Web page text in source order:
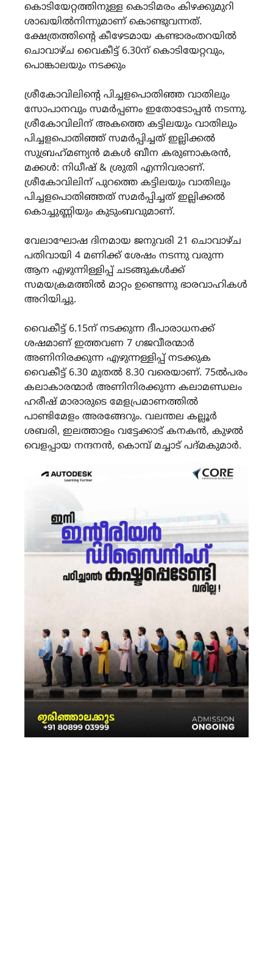
കൊടിയേറ്റത്തിനുള്ള കൊടിമരം കിഴക്കുമുറി
ശാഖയിൽനിന്നുമാണ് കൊണ്ടുവന്നത്.
ക്ഷേത്രത്തിന്റെ കീഴേടമായ കണ്ടാരംതറയിൽ
ചൊവാഴ്ച വൈകീട്ട് 6.30ന് കൊടിയേറ്റവും,
പൊങ്കാലയും നടക്കും
ശ്രീകോവിലിന്റെ പിച്ചളപൊതിഞ്ഞ വാതിലും
സോപാനവും സമർപ്പണം ഇതോടോപ്പൻ നടന്നു.
ശ്രീകോവിലിന് അകത്തെ കട്ടിലയും വാതിലും
പിച്ചളപൊതിഞ്ഞ് സമർപ്പിച്ചത് ഇല്ലിക്കൽ
സുബ്രഹ്‌മണ്യൻ മകൾ ബീന കരുണാകരൻ,
മക്കൾ: നിധീഷ് & ശ്രുതി എന്നിവരാണ്.
ശ്രീകോവിലിന് പുറത്തെ കട്ടിലയും വാതിലും
പിച്ചളപൊതിഞ്ഞത് സമർപ്പിച്ചത് ഇല്ലിക്കൽ
കൊച്ചുണ്ണിയും കുടുംബവുമാണ്.
വേലാഘോഷ ദിനമായ ജനുവരി 21 ചൊവാഴ്ച
പതിവായി 4 മണിക്ക് ശേഷം നടന്നു വരുന്ന
ആന എഴുന്നിള്ളിപ്പ് ചടങ്ങുകൾക്ക്
സമയക്രമത്തിൽ മാറ്റം ഉണ്ടെന്നു ഭാരവാഹികൾ
അറിയിച്ചു.
വൈകീട്ട് 6.15ന് നടക്കുന്ന ദീപാരാധനക്ക്
ശഷമാണ് ഇത്തവണ 7 ഗജവീരന്മാർ
അണിനിരക്കുന്ന എഴുന്നള്ളിപ്പ് നടക്കുക
വൈകീട്ട് 6.30 മുതൽ 8.30 വരെയാണ്. 75ൽപരം
കലാകാരന്മാർ അണിനിരക്കുന്ന കലാമണ്ഡലം
ഹരീഷ് മാരാരുടെ മേളപ്രമാണത്തിൽ
പാണ്ടിമേളം അരങ്ങേറും. വലന്തല കല്ലൂർ
ശബരി, ഇലത്താളം വട്ടേക്കാട് കനകൻ, കുഴൽ
വെളപ്പായ നന്ദനൻ, കൊമ്പ് മച്ചാട് പദ്‌മകുമാർ.